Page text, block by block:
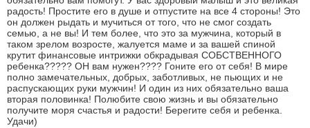
радость! Простите его в душе и отпустите на все 4 стороны! Это
он должен рыдать и мучиться от того, что не смог создать
семью, а не вы! И тем более, что это за мужчина, который в
таком зрелом возросте, жалуется маме и за вашей спиной
крутит финансовые интрижки обкрадывая СОБСТВЕННОГО
ребенка????? ОН вам нужен???? Гоните его от себя! В мире
полно замечательных, добрых, заботливых, не пьющих и не
распускающих руки мужчин! И один из них обязательно ваша
вторая половинка! Полюбите свою жизнь и вы обязательно
получите моря счастья и радости! Берегите себя и ребенка.
Удачи)